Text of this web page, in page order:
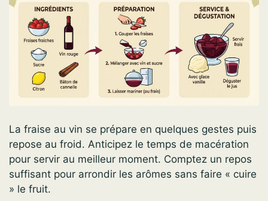
La fraise au vin se prépare en quelques gestes puis
repose au froid. Anticipez le temps de macération
pour servir au meilleur moment. Comptez un repos
suffisant pour arrondir les arômes sans faire « cuire
» le fruit.